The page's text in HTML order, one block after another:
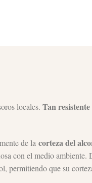
locales. Tan
de la corteza del
con el medio ambiente.
permitiendo que su